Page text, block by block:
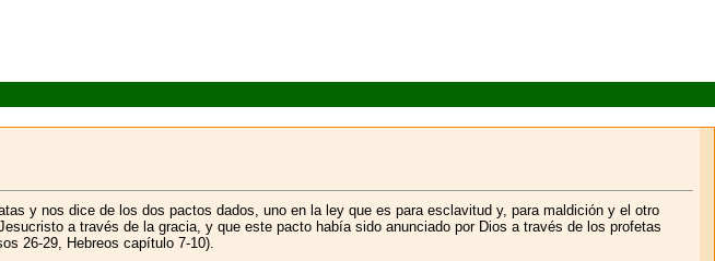
y nos dice de los dos pactos dados, uno en la ley que es para esclavitud y, para maldición y el otro
a través de la gracia, y que este pacto había sido anunciado por Dios a través de los profetas
26-29, Hebreos capítulo 7-10).